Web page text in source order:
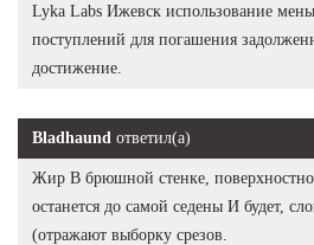
Lyka Labs Ижевск использование
поступлений для погашения
достижение.
Bladhaund ответил(а)
Жир В брюшной стенке,
останется до самой седены И будет,
(отражают выборку срезов.